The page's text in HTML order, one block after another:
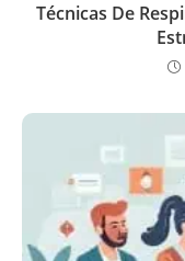
Técnicas De